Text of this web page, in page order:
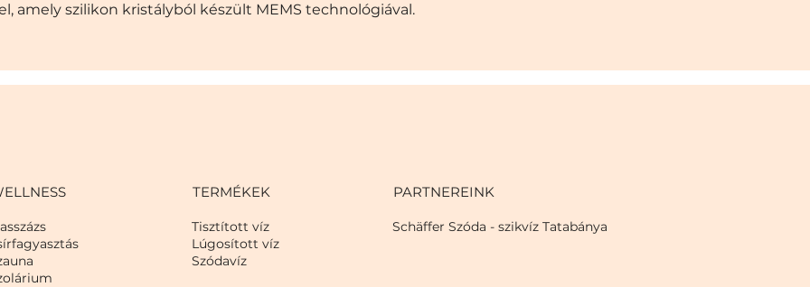
amely szilikon kristályból készült MEMS technológiával.
TERMÉKEK
Tisztított víz
Lúgosított víz
Szódavíz
PARTNEREINK
Schäffer Szóda - szikvíz Tatabánya